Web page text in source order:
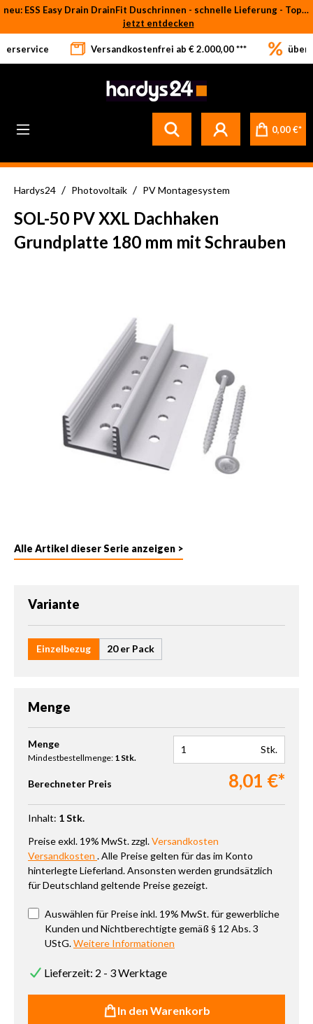
Zum Hauptinhalt springen
neu: ESS Easy Drain DrainFit Duschrinnen - schnelle Lieferung - Top-Preise
jetzt entdecken
Versandkostenfrei ab € 2.000,00 *** über
0,00 €*
Hardys24 / Photovoltaik / PV Montagesystem
SOL-50 PV XXL Dachhaken
Grundplatte 180 mm mit Schrauben
Alle Artikel dieser Serie anzeigen >
Variante
Einzelbezug 20 er Pack
Menge
Produkt Anzahl: Gib den gewünschten Wert ein oder benutze
Menge
Mindestbestellmenge: 1 Stk.
Stk.
Berechneter Preis 8,01 €*
Inhalt: 1 Stk.
Preise exkl. 19% MwSt. zzgl.Versandkosten
Versandkosten . Alle Preise gelten für das im Konto
hinterlegte Lieferland. Ansonsten werden grundsätzlich
für Deutschland geltende Preise gezeigt.
Auswählen für Preise inkl. 19% MwSt. für gewerbliche
Kunden und Nichtberechtigte gemäß § 12 Abs. 3
UStG.Weitere Informationen
Lieferzeit: 2 - 3 Werktage
In den Warenkorb